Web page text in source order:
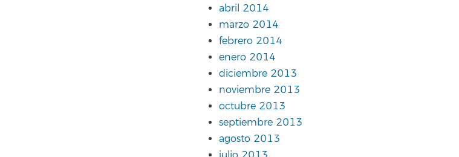
abril 2014
marzo 2014
febrero 2014
enero 2014
diciembre 2013
noviembre 2013
octubre 2013
septiembre 2013
agosto 2013